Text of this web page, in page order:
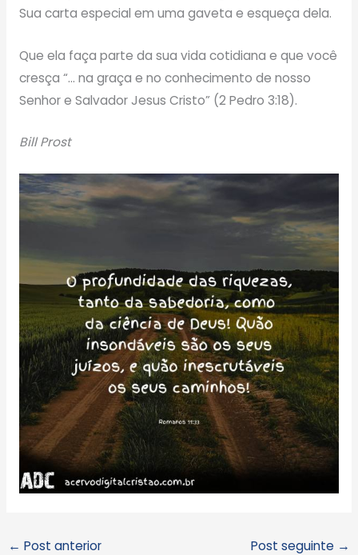
Sua carta especial em uma gaveta e esqueça dela.
Que ela faça parte da sua vida cotidiana e que você
cresça “… na graça e no conhecimento de nosso
Senhor e Salvador Jesus Cristo” (2 Pedro 3:18).
Bill Prost
← Post anterior Post seguinte →